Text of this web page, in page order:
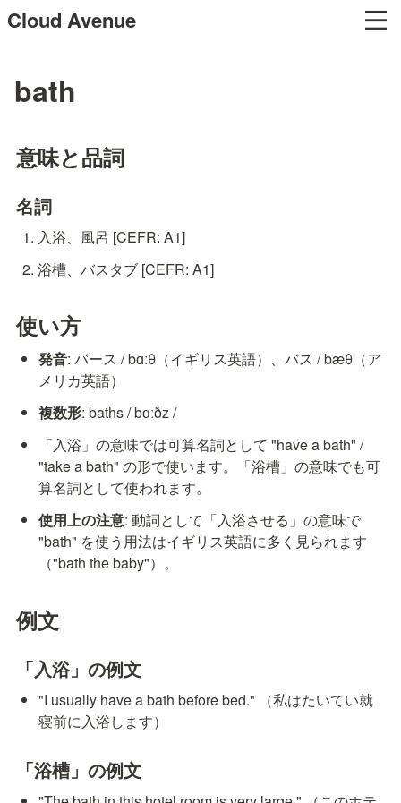
Cloud Avenue
bath
意味と品詞
名詞
入浴、風呂 [CEFR: A1]
浴槽、バスタブ [CEFR: A1]
使い方
発音: バース / bɑːθ（イギリス英語）、バス / bæθ（ア
メリカ英語）
複数形: baths / bɑːðz /
「入浴」の意味では可算名詞として "have a bath" /
"take a bath" の形で使います。「浴槽」の意味でも可
算名詞として使われます。
使用上の注意: 動詞として「入浴させる」の意味で
"bath" を使う用法はイギリス英語に多く見られます
（"bath the baby"）。
例文
「入浴」の例文
"I usually have a bath before bed." （私はたいてい就
寝前に入浴します）
「浴槽」の例文